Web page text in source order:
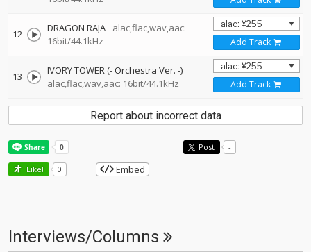
12 DRAGON RAJA
alac,flac,wav,aac:
16bit/44.1kHz
Add Track
13
IVORY TOWER (- Orchestra Ver. -)
alac,flac,wav,aac: 16bit/44.1kHz
Add Track
Report about incorrect data
Post -
Like! 0 Embed
Interviews/Columns